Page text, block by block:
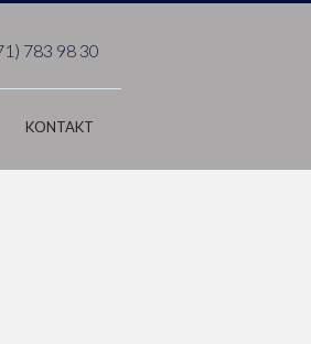
783 98 30
KONTAKT